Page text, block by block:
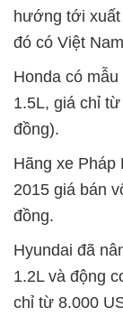
hướng tới xuất
đó có Việt
Honda có
1.5L, giá chỉ
đồng).
Hãng xe Pháp
2015 giá bán
đồng.
Hyundai đã
1.2L và động
chỉ từ 8.000